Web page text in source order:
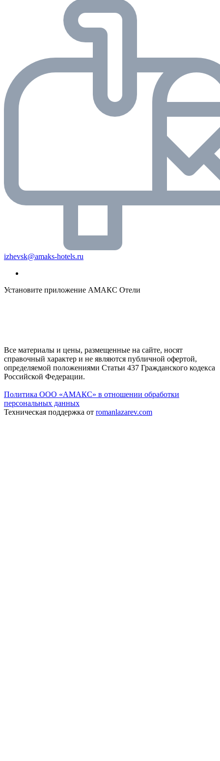
izhevsk@amaks-hotels.ru
Установите приложение АМАКС Отели
Все материалы и цены, размещенные на сайте, носят
справочный характер и не являются публичной офертой,
определяемой положениями Статьи 437 Гражданского кодекса
Российской Федерации.
Политика ООО «АМАКС» в отношении обработки
персональных данных
Техническая поддержка от romanlazarev.com